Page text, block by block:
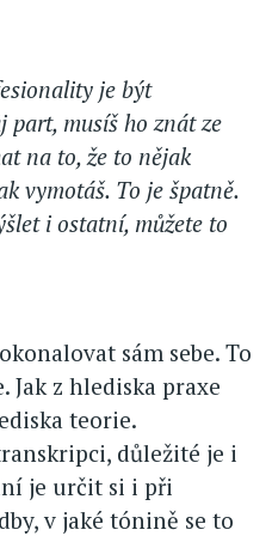
je být
part, musíš ho znát ze
na to, že to nějak
vymotáš. To je špatně.
i ostatní, můžete to
sám sebe. To
Jak z hlediska praxe
teorie.
důležité je i
je určit si i při
v jaké tónině se to